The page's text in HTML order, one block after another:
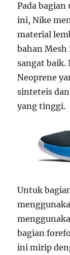
Pada
ini, Nike
material
bahan
sangat baik.
Neoprene
sinteteis
yang tinggi.
Untuk
bagian
ini mirip